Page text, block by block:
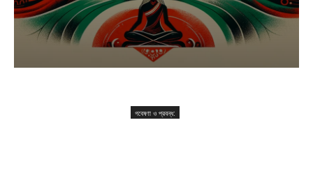
গবেষণা ও প্রবন্ধ: